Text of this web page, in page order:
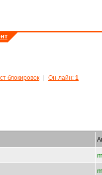
блокировок Он-лайн: 1